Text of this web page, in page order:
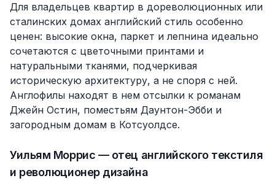
Для владельцев квартир в дореволюционных или
сталинских домах английский стиль особенно
ценен: высокие окна, паркет и лепнина идеально
сочетаются с цветочными принтами и
натуральными тканями, подчеркивая
историческую архитектуру, а не споря с ней.
Англофилы находят в нем отсылки к романам
Джейн Остин, поместьям Даунтон-Эбби и
загородным домам в Котсуолдсе.
Уильям Моррис — отец английского текстиля
и революционер дизайна